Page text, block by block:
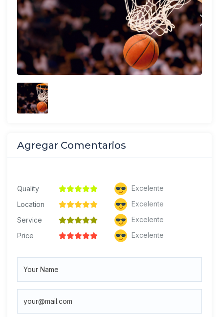
Agregar Comentarios
Quality
Excelente
Location
Excelente
Service
Excelente
Price
Excelente